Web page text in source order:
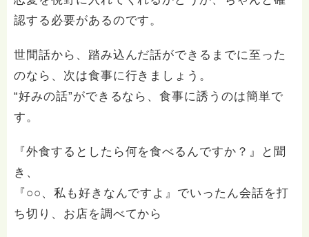
認する必要があるのです。
世間話から、踏み込んだ話ができるまでに至った
のなら、次は食事に行きましょう。
“好みの話”ができるなら、食事に誘うのは簡単で
す。
『外食するとしたら何を食べるんですか？』と聞
き、
『○○、私も好きなんですよ』でいったん会話を打
ち切り、お店を調べてから